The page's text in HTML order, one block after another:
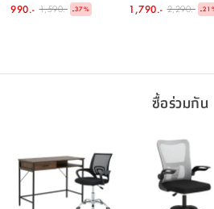
990.- 1,590.- -37% 1,790.- 2,290.- -21
ซื้อร่วมกัน